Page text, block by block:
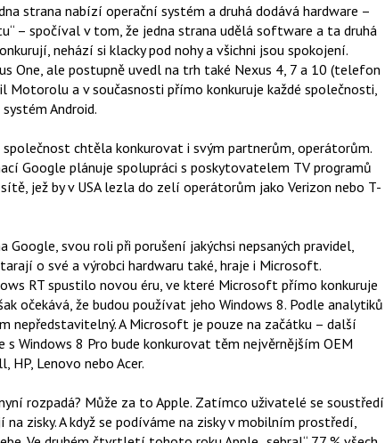
strana nabízí operační systém a druhá dodává hardware –
– spočíval v tom, že jedna strana udělá software a ta druhá
nehází si klacky pod nohy a všichni jsou spokojení.
One, ale postupně uvedl na trh také Nexus 4, 7 a 10 (telefon
Motorolu a v současnosti přímo konkuruje každé společnosti,
Android.
společnost chtěla konkurovat i svým partnerům, operátorům.
Google plánuje spolupráci s poskytovatelem TV programů
jež by v USA lezla do zelí operátorům jako Verizon nebo T-
Google, svou roli při porušení jakýchsi nepsaných pravidel,
o své a výrobci hardwaru také, hraje i Microsoft.
RT spustilo novou éru, ve které Microsoft přímo konkuruje
očekává, že budou používat jeho Windows 8. Podle analytiků
nepředstavitelný. A Microsoft je pouze na začátku – další
Windows 8 Pro bude konkurovat těm nejvěrnějším OEM
Lenovo nebo Acer.
rozpadá? Může za to Apple. Zatímco uživatelé se soustředí
zisky. A když se podíváme na zisky v mobilním prostředí,